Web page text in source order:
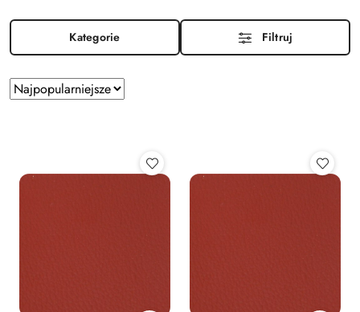
Kategorie Filtruj
Zastosowano
sortowanie:
Sortuj
według